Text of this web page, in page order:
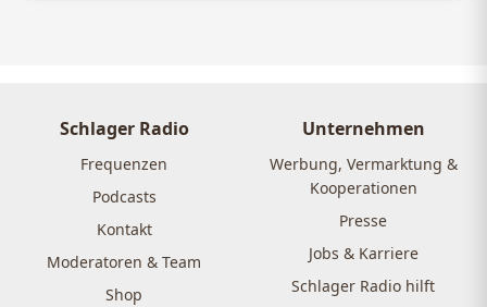
Schlager Radio
Frequenzen
Podcasts
Kontakt
Moderatoren & Team
Shop
Unternehmen
Werbung, Vermarktung &
Kooperationen
Presse
Jobs & Karriere
Schlager Radio hilft